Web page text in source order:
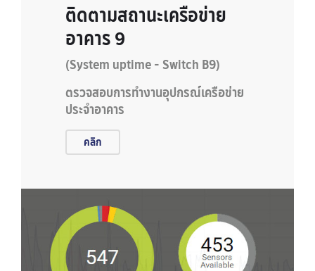
ติดตามสถานะเครือข่าย
อาคาร 9
(System uptime - Switch B9)
ตรวจสอบการทำงานอุปกรณ์เครือข่าย
ประจำอาคาร
คลิก